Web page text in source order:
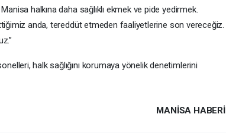
halkına daha sağlıklı ekmek ve pide yedirmek.
anda, tereddüt etmeden faaliyetlerine son vereceğiz.
halk sağlığını korumaya yönelik denetimlerini
MANISA HABERİ